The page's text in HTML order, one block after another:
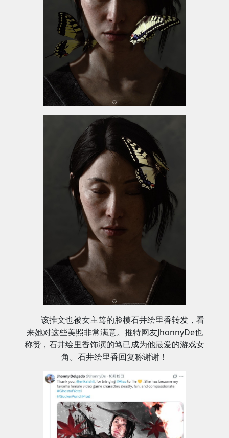
该推文也被女主笃的脸模石井绘里香转发，看
来她对这些美照非常满意。推特网友JhonnyDe也
称赞，石井绘里香饰演的笃已成为他最爱的游戏女
角。石井绘里香回复称谢谢！